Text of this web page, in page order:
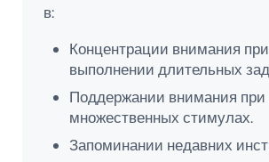
в:
Концентрации внимания при
выполнении длительных
Поддержании внимания при
множественных стимулах.
Запоминании недавних